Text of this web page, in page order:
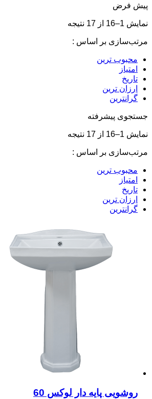
پیش فرض
نمایش 1–16 از 17 نتیجه
مرتب‌سازی بر اساس :
محبوب ترین
امتیاز
تاریخ
ارزان ترین
گرانترین
جستجوی پیشرفته
نمایش 1–16 از 17 نتیجه
مرتب‌سازی بر اساس :
محبوب ترین
امتیاز
تاریخ
ارزان ترین
گرانترین
روشویی پایه دار لوکس 60